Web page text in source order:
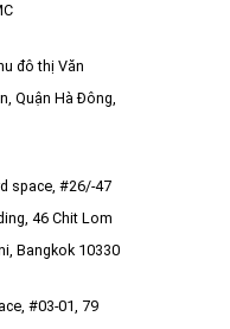
đô thị Văn
Quận Hà Đông,
space, #26/-47
46 Chit Lom
Bangkok 10330
#03-01, 79